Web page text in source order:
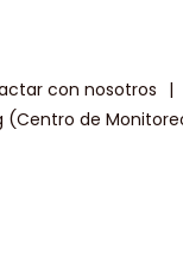
con nosotros |
de